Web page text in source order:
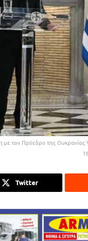
τον Πρόεδρο της Ουκρανίας
Twitter